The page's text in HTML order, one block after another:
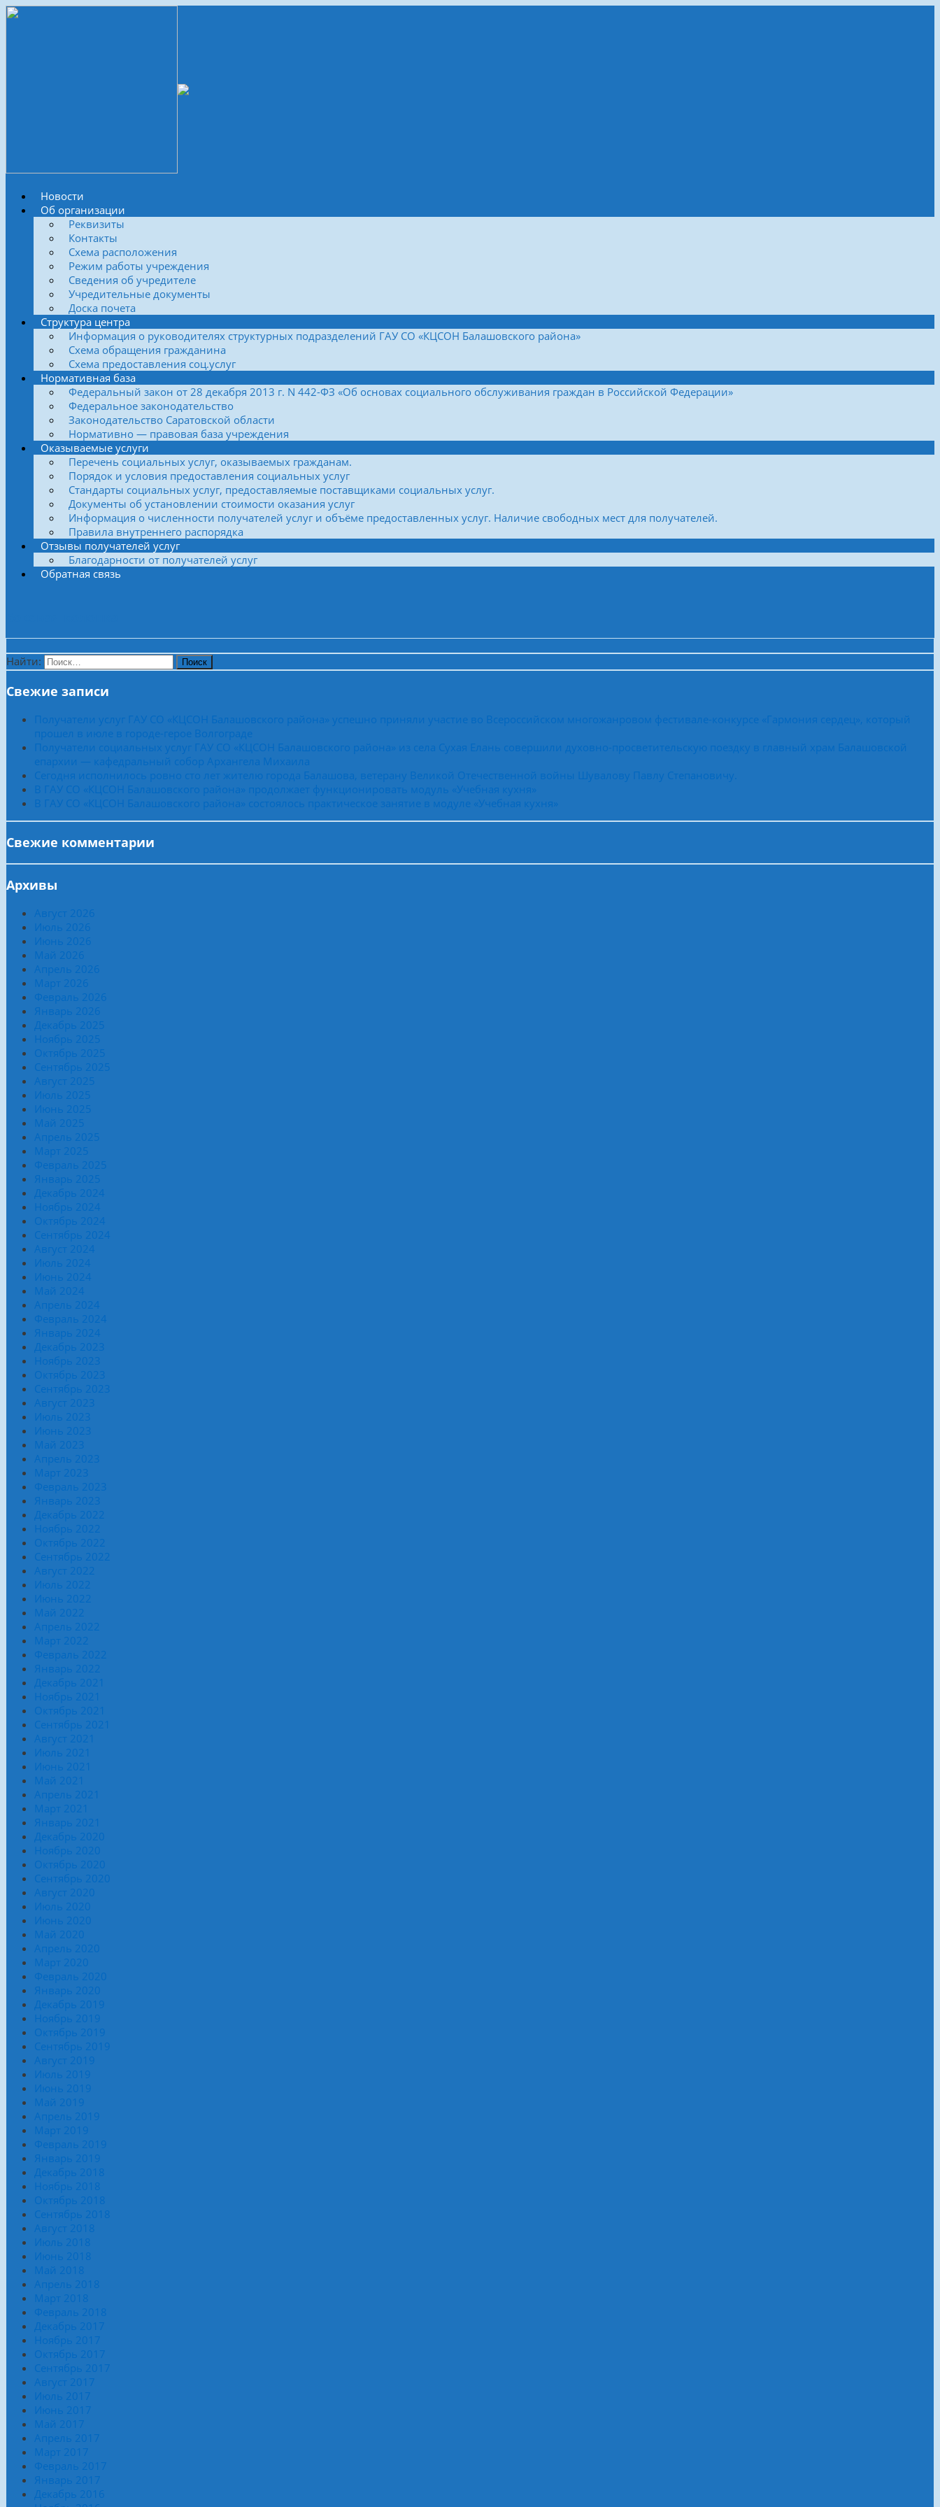
Новости
Об организации
Реквизиты
Контакты
Схема расположения
Режим работы учреждения
Сведения об учредителе
Учредительные документы
Доска почета
Структура центра
Информация о руководителях структурных подразделений ГАУ СО «КЦСОН Балашовского района»
Схема обращения гражданина
Схема предоставления соц.услуг
Нормативная база
Федеральный закон от 28 декабря 2013 г. N 442-ФЗ «Об основах социального обслуживания граждан в Российской Федерации»
Федеральное законодательство
Законодательство Саратовской области
Нормативно — правовая база учреждения
Оказываемые услуги
Перечень социальных услуг, оказываемых гражданам.
Порядок и условия предоставления социальных услуг
Стандарты социальных услуг, предоставляемые поставщиками социальных услуг.
Документы об установлении стоимости оказания услуг
Информация о численности получателей услуг и объёме предоставленных услуг. Наличие свободных мест для получателей.
Правила внутреннего распорядка
Отзывы получателей услуг
Благодарности от получателей услуг
Обратная связь
Найти:
Свежие записи
Получатели услуг ГАУ СО «КЦСОН Балашовского района» успешно приняли участие во Всероссийском многожанровом фестивале-конкурсе «Гармония сердец», который
прошел в июле в городе-герое Волгограде
Получатели социальных услуг ГАУ СО «КЦСОН Балашовского района» из села Сухая Елань совершили духовно-просветительскую поездку в главный храм Балашовской
епархии — кафедральный собор Архангела Михаила
Сегодня исполнилось ровно сто лет жителю города Балашова, ветерану Великой Отечественной войны Шувалову Павлу Степановичу.
В ГАУ СО «КЦСОН Балашовского района» продолжает функционировать модуль «Учебная кухня»
В ГАУ СО «КЦСОН Балашовского района» состоялось практическое занятие в модуле «Учебная кухня»
Свежие комментарии
Архивы
Август 2026
Июль 2026
Июнь 2026
Май 2026
Апрель 2026
Март 2026
Февраль 2026
Январь 2026
Декабрь 2025
Ноябрь 2025
Октябрь 2025
Сентябрь 2025
Август 2025
Июль 2025
Июнь 2025
Май 2025
Апрель 2025
Март 2025
Февраль 2025
Январь 2025
Декабрь 2024
Ноябрь 2024
Октябрь 2024
Сентябрь 2024
Август 2024
Июль 2024
Июнь 2024
Май 2024
Апрель 2024
Февраль 2024
Январь 2024
Декабрь 2023
Ноябрь 2023
Октябрь 2023
Сентябрь 2023
Август 2023
Июль 2023
Июнь 2023
Май 2023
Апрель 2023
Март 2023
Февраль 2023
Январь 2023
Декабрь 2022
Ноябрь 2022
Октябрь 2022
Сентябрь 2022
Август 2022
Июль 2022
Июнь 2022
Май 2022
Апрель 2022
Март 2022
Февраль 2022
Январь 2022
Декабрь 2021
Ноябрь 2021
Октябрь 2021
Сентябрь 2021
Август 2021
Июль 2021
Июнь 2021
Май 2021
Апрель 2021
Март 2021
Январь 2021
Декабрь 2020
Ноябрь 2020
Октябрь 2020
Сентябрь 2020
Август 2020
Июль 2020
Июнь 2020
Май 2020
Апрель 2020
Март 2020
Февраль 2020
Январь 2020
Декабрь 2019
Ноябрь 2019
Октябрь 2019
Сентябрь 2019
Август 2019
Июль 2019
Июнь 2019
Май 2019
Апрель 2019
Март 2019
Февраль 2019
Январь 2019
Декабрь 2018
Ноябрь 2018
Октябрь 2018
Сентябрь 2018
Август 2018
Июль 2018
Июнь 2018
Май 2018
Апрель 2018
Март 2018
Февраль 2018
Декабрь 2017
Ноябрь 2017
Октябрь 2017
Сентябрь 2017
Август 2017
Июль 2017
Июнь 2017
Май 2017
Апрель 2017
Март 2017
Февраль 2017
Январь 2017
Декабрь 2016